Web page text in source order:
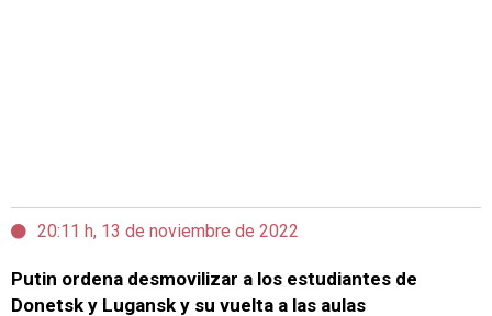
20:11 h, 13 de noviembre de 2022
Putin ordena desmovilizar a los estudiantes de
Donetsk y Lugansk y su vuelta a las aulas